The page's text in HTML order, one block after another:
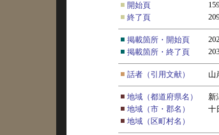
■ 開始頁
■ 終了頁
■ 掲載箇所・開始頁
■ 掲載箇所・終了頁
■ 話者（引用文献） 山
■ 地域（都道府県名）
新
■ 地域（市・郡名）
十
■ 地域（区町村名）